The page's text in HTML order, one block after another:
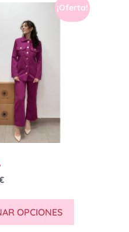
¡Oferta!
OPCIONES